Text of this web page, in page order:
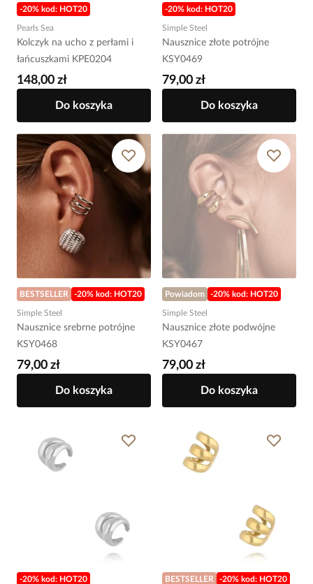
-20% kod: HOT20
Pearls Sea
Kolczyk na ucho z perłami i
łańcuszkami KPE0204
148,00 zł
Do koszyka
-20% kod: HOT20
Simple Steel
Nausznice złote potrójne
KSY0469
79,00 zł
Do koszyka
BESTSELLER -20% kod: HOT20
Simple Steel
Nausznice srebrne potrójne
KSY0468
79,00 zł
Do koszyka
Powiadom -20% kod: HOT20
Simple Steel
Nausznice złote podwójne
KSY0467
79,00 zł
Do koszyka
-20% kod: HOT20
BESTSELLER
-20% kod: HOT20